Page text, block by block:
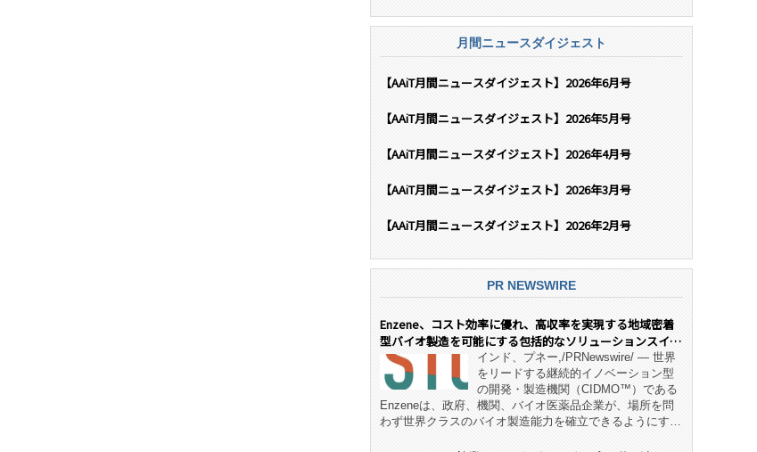
月間ニュースダイジェスト
【AAiT月間ニュースダイジェスト】2026年6月号
【AAiT月間ニュースダイジェスト】2026年5月号
【AAiT月間ニュースダイジェスト】2026年4月号
【AAiT月間ニュースダイジェスト】2026年3月号
【AAiT月間ニュースダイジェスト】2026年2月号
PR NEWSWIRE
Enzene、コスト効率に優れ、高収率を実現する地域密着
型バイオ製造を可能にする包括的なソリューションスイー
ト「NeX™」 をリリースインド、プネー,/PRNewswire/ — 世界
をリードする継続的イノベーション型
の開発・製造機関（CIDMO™）である
Enzeneは、政府、機関、バイオ医薬品企業が、場所を問
わず世界クラスのバイオ製造能力を確立できるようにす